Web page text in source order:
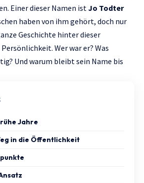
Einer dieser Namen istJo Todter
haben von ihm gehört, doch nur
Geschichte hinter dieser
Wer war er? Was
Und warum bleibt sein Name bis
Jahre
in die Öffentlichkeit